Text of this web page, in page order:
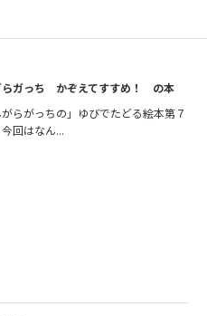
らガっち かぞえてすすめ！ の本
がらがっちの」ゆびでたどる絵本第７
回はなん...